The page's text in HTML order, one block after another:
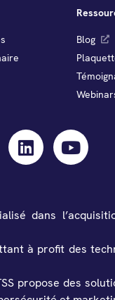
Blog
dans
à profit des
propose des